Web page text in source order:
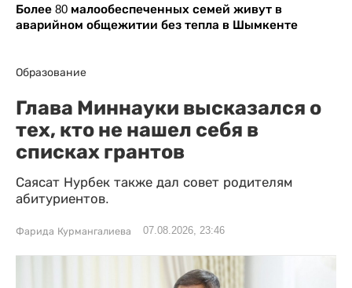
Более 80 малообеспеченных семей живут в
аварийном общежитии без тепла в Шымкенте
Образование
Глава Миннауки высказался о
тех, кто не нашел себя в
списках грантов
Саясат Нурбек также дал совет родителям
абитуриентов.
Фарида Курмангалиева 07.08.2026, 23:46